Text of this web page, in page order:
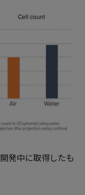
発中に取得したも